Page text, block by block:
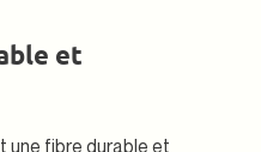
et
une fibre durable et